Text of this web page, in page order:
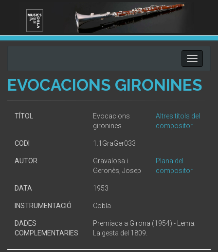
Toggle
EVOCACIONS GIRONINES
TÍTOL
Evocacions
gironines
Altres títols del
compositor
CODI 1.1GraGer033
AUTOR
Gravalosa i
Geronès, Josep
Plana del
compositor
DATA 1953
INSTRUMENTACIÓ Cobla
DADES
COMPLEMENTARIES
Premiada a Girona (1954) - Lema:
La gesta del 1809.